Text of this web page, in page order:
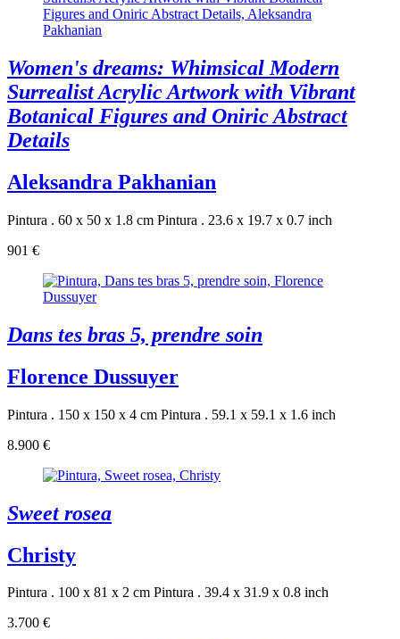
Women's dreams: Whimsical Modern
Surrealist Acrylic Artwork with Vibrant
Botanical Figures and Oniric Abstract
Details
Aleksandra Pakhanian
Pintura . 60 x 50 x 1.8 cm Pintura . 23.6 x 19.7 x 0.7 inch
901 €
Dans tes bras 5, prendre soin
Florence Dussuyer
Pintura . 150 x 150 x 4 cm Pintura . 59.1 x 59.1 x 1.6 inch
8.900 €
Sweet rosea
Christy
Pintura . 100 x 81 x 2 cm Pintura . 39.4 x 31.9 x 0.8 inch
3.700 €